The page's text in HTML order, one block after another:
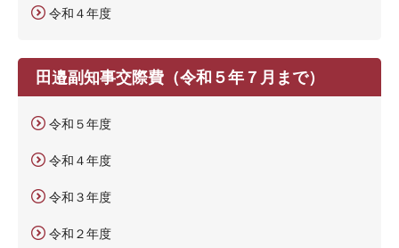
令和４年度
田邉副知事交際費（令和５年７月まで）
令和５年度
令和４年度
令和３年度
令和２年度